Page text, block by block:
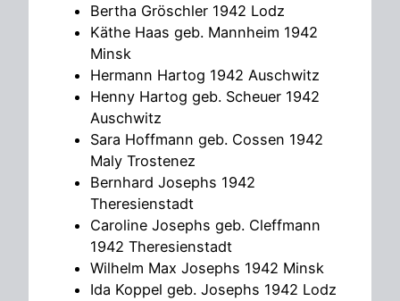
Bertha Gröschler 1942 Lodz
Käthe Haas geb. Mannheim 1942
Minsk
Hermann Hartog 1942 Auschwitz
Henny Hartog geb. Scheuer 1942
Auschwitz
Sara Hoffmann geb. Cossen 1942
Maly Trostenez
Bernhard Josephs 1942
Theresienstadt
Caroline Josephs geb. Cleffmann
1942 Theresienstadt
Wilhelm Max Josephs 1942 Minsk
Ida Koppel geb. Josephs 1942 Lodz